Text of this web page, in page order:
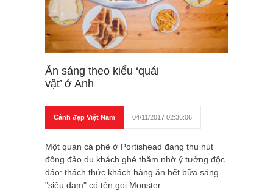
Ăn sáng theo kiểu ‘quái
vật’ ở Anh
Cảnh đẹp Việt Nam 04/11/2017 02:36:06
Một quán cà phê ở Portishead đang thu hút
đông đảo du khách ghé thăm nhờ ý tưởng độc
đáo: thách thức khách hàng ăn hết bữa sáng
"siêu đạm" có tên gọi Monster.